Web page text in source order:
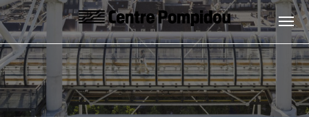
Skip to main content
Centre Pompidou